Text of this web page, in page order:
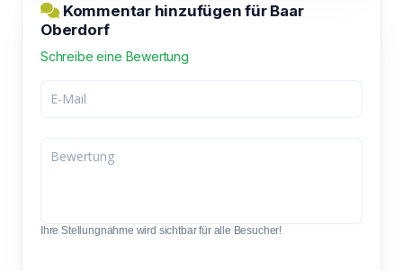
Kommentar hinzufügen für Baar
Oberdorf
Schreibe eine Bewertung
Ihre Stellungnahme wird sichtbar für alle Besucher!